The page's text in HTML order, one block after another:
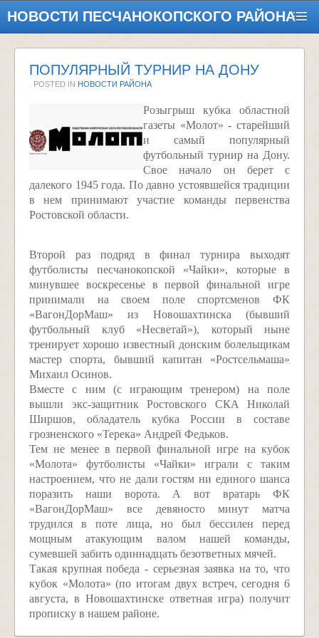
НОВОСТИ ПЕСЧАНОКОПСКОГО РАЙОНА
ПОПУЛЯРНЫЙ ТУРНИР НА ДОНУ
. POSTED IN НОВОСТИ РАЙОНА
Розыгрыш кубка областной
газеты «Молот» - старейший
и самый популярный
футбольный турнир на Дону.
Свое начало он берет с
далекого 1945 года. По давно устоявшейся традиции
в нем принимают участие команды первенства
Ростовской области.
Второй раз подряд в финал турнира выходят
футболисты песчанокопской «Чайки», которые в
минувшее воскресенье в первой финальной игре
принимали на своем поле спортсменов ФК
«ВагонДорМаш» из Новошахтинска (бывший
футбольный клуб «Несветай»), который ныне
тренирует хорошо известный донским болельщикам
мастер спорта, бывший капитан «Ростсельмаша»
Михаил Осинов.
Вместе с ним (с играющим тренером) на поле
вышли экс-защитник Ростовского СКА Николай
Ширшов, обладатель кубка России в составе
грозненского «Терека» Андрей Федьков.
Тем не менее в первой финальной игре на кубок
«Молота» футболисты «Чайки» играли с таким
настроением, что не дали гостям ни единого шанса
поразить наши ворота. А вот вратарь ФК
«ВагонДорМаш» все девяносто минут матча
трудился в поте лица, но был бессилен перед
мощным атакующим валом нашей команды,
сумевшей забить одиннадцать безответных мячей.
Такая крупная победа - серьезная заявка на то, что
кубок «Молота» (по итогам двух встреч, сегодня 6
августа, в Новошахтинске ответная игра) получит
прописку в нашем районе.